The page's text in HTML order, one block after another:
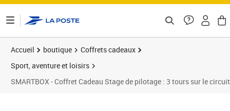
Accueil boutique
Coffrets cadeaux
Sport, aventure et loisirs
SMARTBOX - Coffret Cadeau Stage de pilotage : 3 tours sur le